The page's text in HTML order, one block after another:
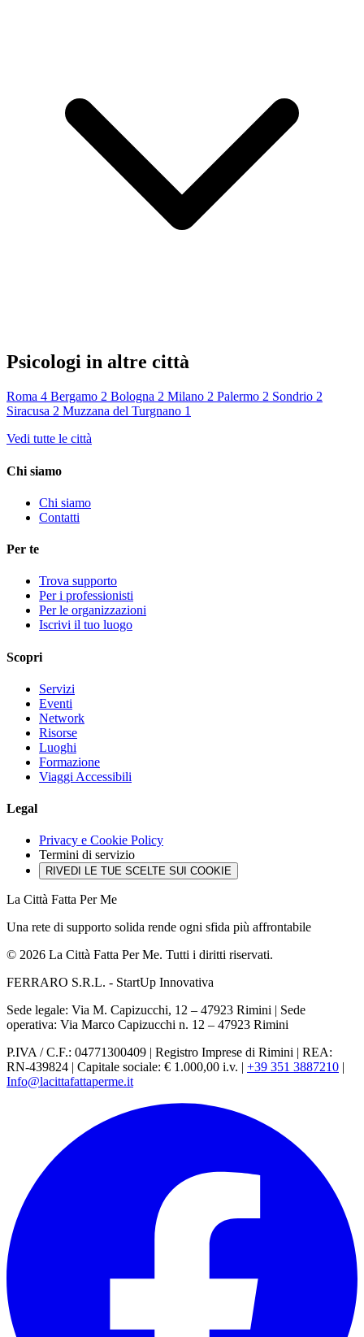
Psicologi in altre città
Roma 4 Bergamo 2 Bologna 2 Milano 2 Palermo 2 Sondrio 2
Siracusa 2 Muzzana del Turgnano 1
Vedi tutte le città
Chi siamo
Chi siamo
Contatti
Per te
Trova supporto
Per i professionisti
Per le organizzazioni
Iscrivi il tuo luogo
Scopri
Servizi
Eventi
Network
Risorse
Luoghi
Formazione
Viaggi Accessibili
Legal
Privacy e Cookie Policy
Termini di servizio
RIVEDI LE TUE SCELTE SUI COOKIE
La Città Fatta Per Me
Una rete di supporto solida rende ogni sfida più affrontabile
© 2026 La Città Fatta Per Me. Tutti i diritti riservati.
FERRARO S.R.L. - StartUp Innovativa
Sede legale: Via M. Capizucchi, 12 – 47923 Rimini | Sede
operativa: Via Marco Capizucchi n. 12 – 47923 Rimini
P.IVA / C.F.: 04771300409 | Registro Imprese di Rimini | REA:
RN-439824 | Capitale sociale: € 1.000,00 i.v. | +39 351 3887210 |
Info@lacittafattaperme.it